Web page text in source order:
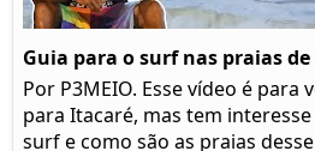
Guia para o surf nas praias
Por P3MEIO. Esse vídeo é para
para Itacaré, mas tem
surf e como são as praias